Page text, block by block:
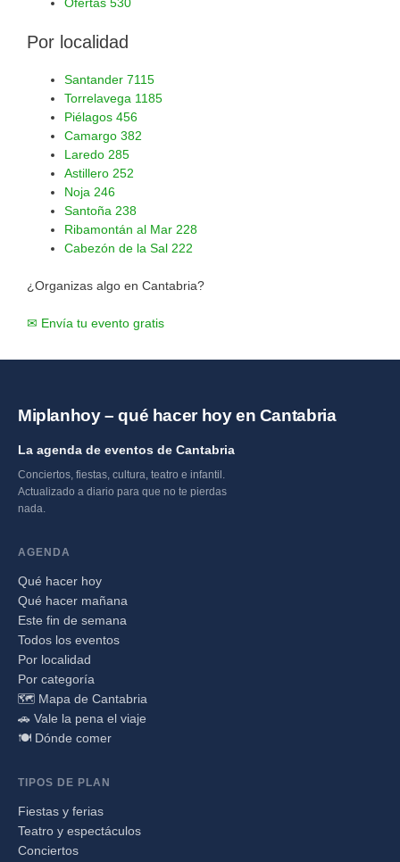
Por localidad
Santander 7115
Torrelavega 1185
Piélagos 456
Camargo 382
Laredo 285
Astillero 252
Noja 246
Santoña 238
Ribamontán al Mar 228
Cabezón de la Sal 222
¿Organizas algo en Cantabria?
✉ Envía tu evento gratis
Miplanhoy – qué hacer hoy en Cantabria
La agenda de eventos de Cantabria
Conciertos, fiestas, cultura, teatro e infantil.
Actualizado a diario para que no te pierdas
nada.
AGENDA
Qué hacer hoy
Qué hacer mañana
Este fin de semana
Todos los eventos
Por localidad
Por categoría
🗺️ Mapa de Cantabria
🚗 Vale la pena el viaje
🍽️ Dónde comer
TIPOS DE PLAN
Fiestas y ferias
Teatro y espectáculos
Conciertos